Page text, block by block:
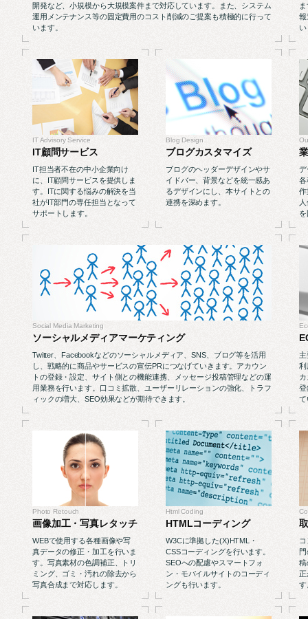
開発など、小規模から大規模案件まで対応しています。また、システム
運用メンテナンス等の固定費用のコスト削減のご提案も積極的に行って
います。
報
IT Advisory Service
IT顧問サービス
IT担当者不在の中小企業向け
に、IT顧問サービスを提供しま
す。ITに関する悩みの解決を当
社がIT部門の専任担当となって
サポートします。
Blog Design
ブログカスタマイズ
ブログのヘッダーデザインやサ
イドバー、背景などを統一感あ
るデザインにし、本サイトとの
連携を深めます。
デ
各
作
Social Media Marketing
ソーシャルメディアマーケティング
Twitter、Facebookなどのソーシャルメディア、SNS、ブログ等を活用
し、戦略的に商品やサービスの宣伝PRにつなげていきます。アカウン
トの登録・設定、サイト側との機能連携、メッセージ投稿管理などの運
用業務を行います。口コミ拡散、ユーザーリレーションの強化、トラフ
ィックの増大、SEO効果などが期待できます。
主
利
登
て
Photo Retouch
画像加工・写真レタッチ
WEBで使用する各種画像や写
真データの修正・加工を行いま
す。写真素材の色調補正、トリ
ミング、ゴミ・汚れの除去から
写真合成まで対応します。
Html Coding
HTMLコーディング
W3Cに準拠した(X)HTML・
CSSコーディングを行います。
SEOへの配慮やスマートフォ
ン・モバイルサイトのコーディ
ングも行います。
稿
正
す